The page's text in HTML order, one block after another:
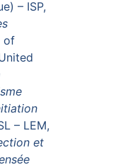
– ISP,
of
– LEM,
et